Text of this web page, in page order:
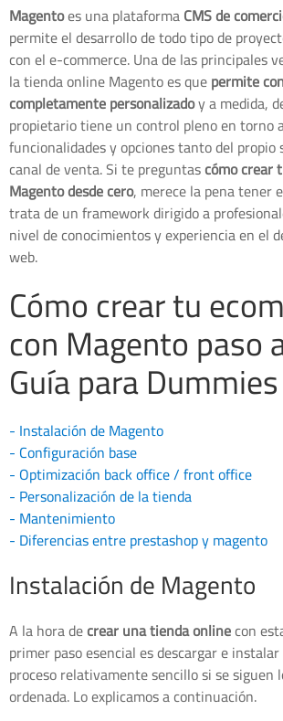
Magentoes una plataformaCMS de
permite el desarrollo de todo tipo de
con el e-commerce. Una de las principales
la tienda online Magento es quepermite
completamente personalizadoy a medida,
propietario tiene un control pleno en torno
funcionalidades y opciones tanto del propio
canal de venta. Si te preguntascómo crear
Magento desde cero, merece la pena tener
trata de un framework dirigido a
nivel de conocimientos y experiencia en el
web.
Cómo crear tu
con Magento paso
Guía para Dummies
- Instalación de Magento
- Configuración base
- Optimización back office / front office
- Personalización de la tienda
- Mantenimiento
- Diferencias entre prestashop y magento
Instalación de Magento
A la hora decrear una tienda onlinecon
primer paso esencial es descargar e
proceso relativamente sencillo si se siguen
ordenada. Lo explicamos a continuación.